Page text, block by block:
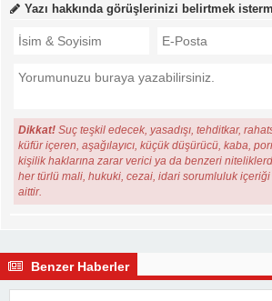
Yazı hakkında görüşlerinizi belirtmek
Dikkat! Suç teşkil edecek, yasadışı, tehditkar,
küfür içeren, aşağılayıcı, küçük düşürücü, kaba,
kişilik haklarına zarar verici ya da benzeri
her türlü mali, hukuki, cezai, idari sorumluluk
aittir.
Benzer Haberler